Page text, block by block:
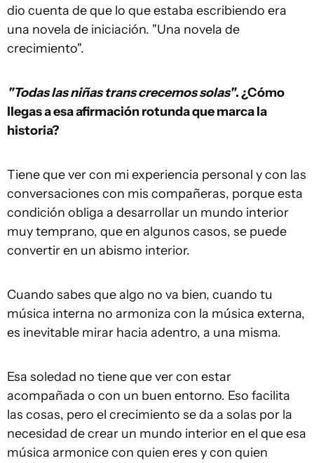
dio cuenta de que lo que estaba escribiendo era
una novela de iniciación. "Una novela de
crecimiento".
"Todas las niñas trans crecemos solas". ¿Cómo
llegas a esa afirmación rotunda que marca la
historia?
Tiene que ver con mi experiencia personal y con las
conversaciones con mis compañeras, porque esta
condición obliga a desarrollar un mundo interior
muy temprano, que en algunos casos, se puede
convertir en un abismo interior.
Cuando sabes que algo no va bien, cuando tu
música interna no armoniza con la música externa,
es inevitable mirar hacia adentro, a una misma.
Esa soledad no tiene que ver con estar
acompañada o con un buen entorno. Eso facilita
las cosas, pero el crecimiento se da a solas por la
necesidad de crear un mundo interior en el que esa
música armonice con quien eres y con quien